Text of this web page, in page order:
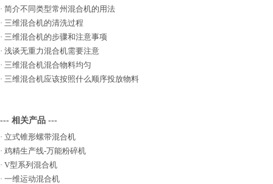
· 简介不同类型常州混合机的用法
· 三维混合机的清洗过程
· 三维混合机的步骤和注意事项
· 浅谈无重力混合机需要注意
· 三维混合机混合物料均匀
· 三维混合机应该按照什么顺序投放物料
--- 相关产品 ---
· 立式锥形螺带混合机
· 鸡精生产线-万能粉碎机
· V型系列混合机
· 一维运动混合机